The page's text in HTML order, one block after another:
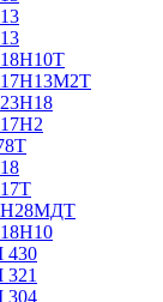
430
304